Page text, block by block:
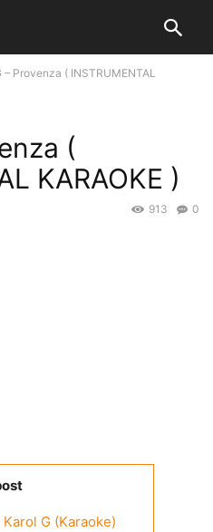
– Provenza ( INSTRUMENTAL
(
KARAOKE )
0
913
G (Karaoke)